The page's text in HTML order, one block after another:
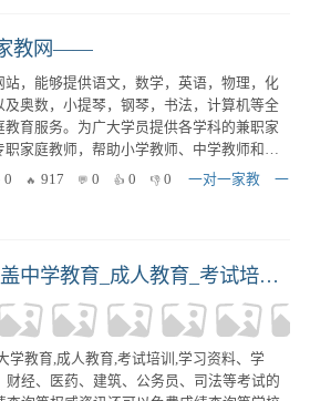
教网——
站，能够提供语文，数学，英语，物理，化
及奥数，小提琴，钢琴，书法，计算机等全
教育服务。为广大学员提供各学科的兼职家
职家庭教师，帮助小学教师、中学教师和大
0 917 0 0 0 一对一家教
一
中国考试信息网-涵盖中学教育_成人教育_考试培训_成绩查询_学习资料
学教育,成人教育,考试培训,学习资料、学
财经、医药、建筑、公务员、司法等考试的